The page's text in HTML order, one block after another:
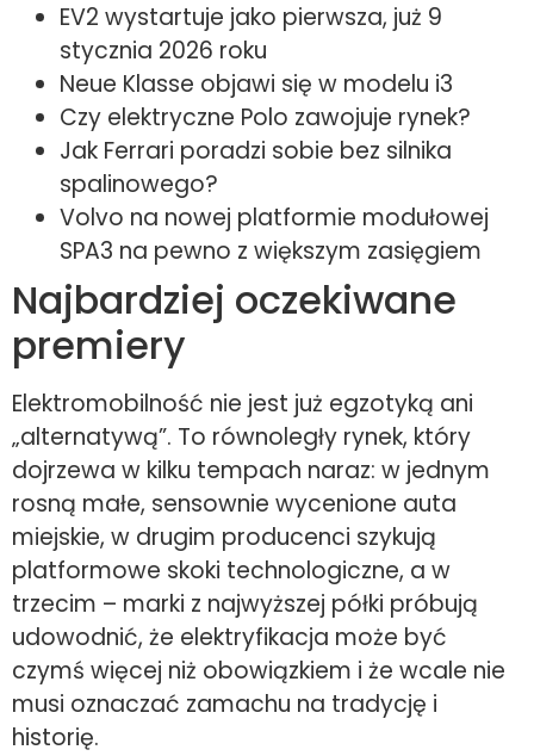
EV2 wystartuje jako pierwsza, już 9
stycznia 2026 roku
Neue Klasse objawi się w modelu i3
Czy elektryczne Polo zawojuje rynek?
Jak Ferrari poradzi sobie bez silnika
spalinowego?
Volvo na nowej platformie modułowej
SPA3 na pewno z większym zasięgiem
Najbardziej oczekiwane
premiery
Elektromobilność nie jest już egzotyką ani
„alternatywą”. To równoległy rynek, który
dojrzewa w kilku tempach naraz: w jednym
rosną małe, sensownie wycenione auta
miejskie, w drugim producenci szykują
platformowe skoki technologiczne, a w
trzecim – marki z najwyższej półki próbują
udowodnić, że elektryfikacja może być
czymś więcej niż obowiązkiem i że wcale nie
musi oznaczać zamachu na tradycję i
historię.